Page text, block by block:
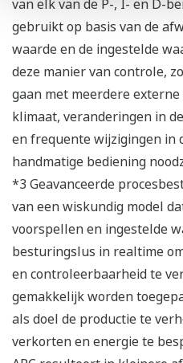
van elk van de P-, I- en D-
gebruikt op basis van de
waarde en de ingestelde
deze manier van controle,
gaan met meerdere
klimaat, veranderingen in
en frequente wijzigingen in
handmatige bediening
*3 Geavanceerde
van een wiskundig model
voorspellen en ingestelde
besturingslus in realtime
en controleerbaarheid te
gemakkelijk worden
als doel de productie te
verkorten en energie te